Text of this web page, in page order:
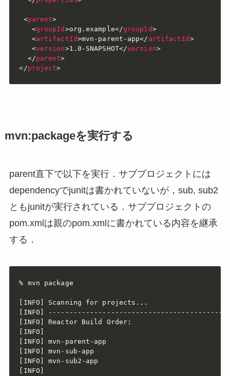
<parent>
<groupId >org.example</groupId>
<artifactId>mvn-parent-app</ artifactId >
<version>1.0-SNAPSHOT</version>
</parent>
</project>
mvn:packageを実行する
parent直下で以下を実行．サブプロジェクトには
dependencyでjunitは書かれていないが，sub, sub2
ともjunitが実行されている．サブプロジェクトの
pom.xmlは親のpom.xmlに書かれている内容を継承
する．
% mvn package
[INFO] Scanning for projects...
[INFO]
[INFO] Reactor Build Order:
[INFO]
[INFO] mvn-parent-app
[INFO] mvn-sub-app
[INFO] mvn-sub2-app
[INFO]